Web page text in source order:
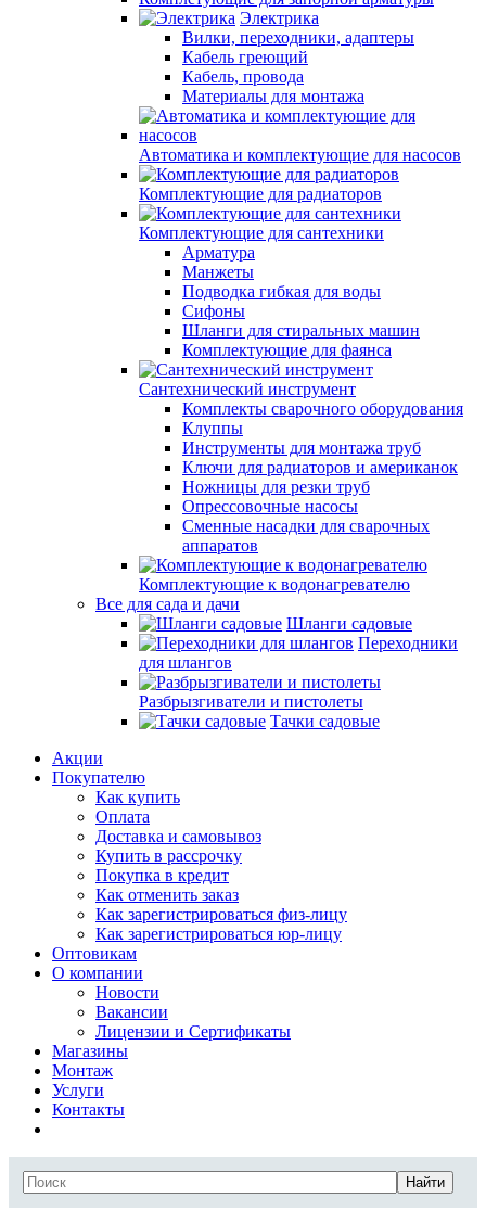
Электрика
Вилки, переходники, адаптеры
Кабель греющий
Кабель, провода
Материалы для монтажа
Автоматика и комплектующие для насосов
Комплектующие для радиаторов
Комплектующие для сантехники
Арматура
Манжеты
Подводка гибкая для воды
Сифоны
Шланги для стиральных машин
Комплектующие для фаянса
Сантехнический инструмент
Комплекты сварочного оборудования
Клуппы
Инструменты для монтажа труб
Ключи для радиаторов и американок
Ножницы для резки труб
Опрессовочные насосы
Сменные насадки для сварочных
аппаратов
Комплектующие к водонагревателю
Все для сада и дачи
Шланги садовые
Переходники
для шлангов
Разбрызгиватели и пистолеты
Тачки садовые
Акции
Покупателю
Как купить
Оплата
Доставка и самовывоз
Купить в рассрочку
Покупка в кредит
Как отменить заказ
Как зарегистрироваться физ-лицу
Как зарегистрироваться юр-лицу
Оптовикам
О компании
Новости
Вакансии
Лицензии и Сертификаты
Магазины
Монтаж
Услуги
Контакты
Найти